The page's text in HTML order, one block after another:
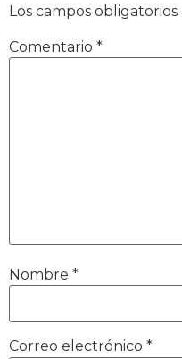
Los campos
Comentario *
Nombre *
Correo electrónico *